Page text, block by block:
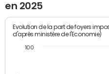
en 2025
Evolution de la part de foyers
d'après ministère de l'Economie)
100